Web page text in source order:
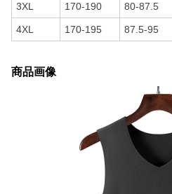
3XL 170-190 80-87.5
4XL 170-195 87.5-95
商品画像